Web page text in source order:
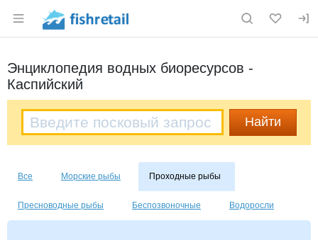
Раздел навигации по сайту fishretail.ru
Энциклопедия водных биоресурсов -
Каспийский
Все Морские рыбы Проходные рыбы
Пресноводные рыбы Беспозвоночные Водоросли